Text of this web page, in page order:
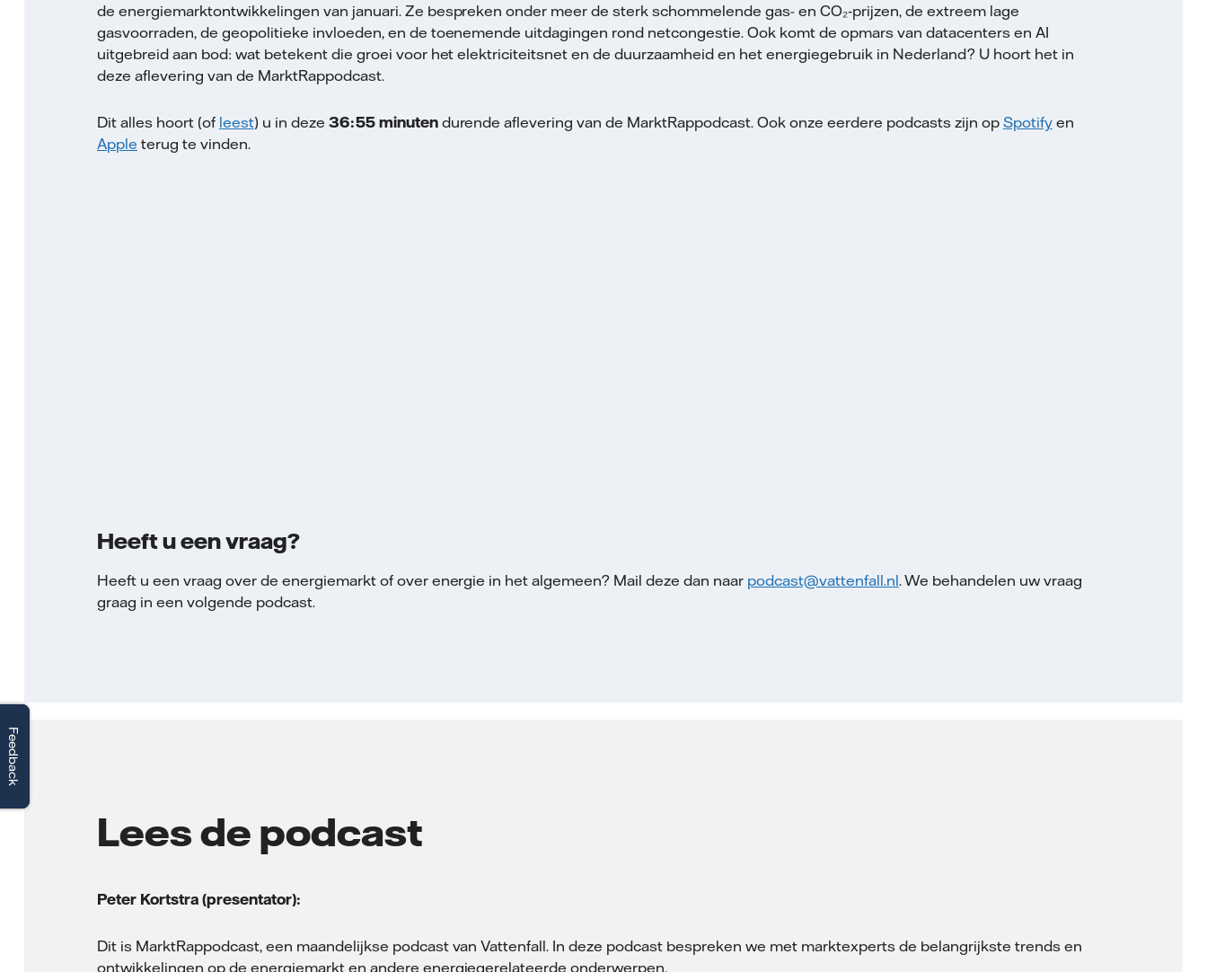
de energiemarktontwikkelingen van januari. Ze bespreken onder meer de sterk schommelende gas- en CO₂‑prijzen, de extreem lage
gasvoorraden, de geopolitieke invloeden, en de toenemende uitdagingen rond netcongestie. Ook komt de opmars van datacenters en AI
uitgebreid aan bod: wat betekent die groei voor het elektriciteitsnet en de duurzaamheid en het energiegebruik in Nederland? U hoort het in
deze aflevering van de MarktRappodcast.
Dit alles hoort (of leest) u in deze 36:55 minutendurende aflevering van de MarktRappodcast. Ook onze eerdere podcasts zijn op Spotifyen
Apple terug te vinden.
Heeft u een vraag?
Heeft u een vraag over de energiemarkt of over energie in het algemeen? Mail deze dan naar podcast@vattenfall.nl. We behandelen uw vraag
graag in een volgende podcast.
Lees de podcast
Peter Kortstra (presentator):
Dit is MarktRappodcast, een maandelijkse podcast van Vattenfall. In deze podcast bespreken we met marktexperts de belangrijkste trends en
ontwikkelingen op de energiemarkt en andere energiegerelateerde onderwerpen.
Feedback
Feedback